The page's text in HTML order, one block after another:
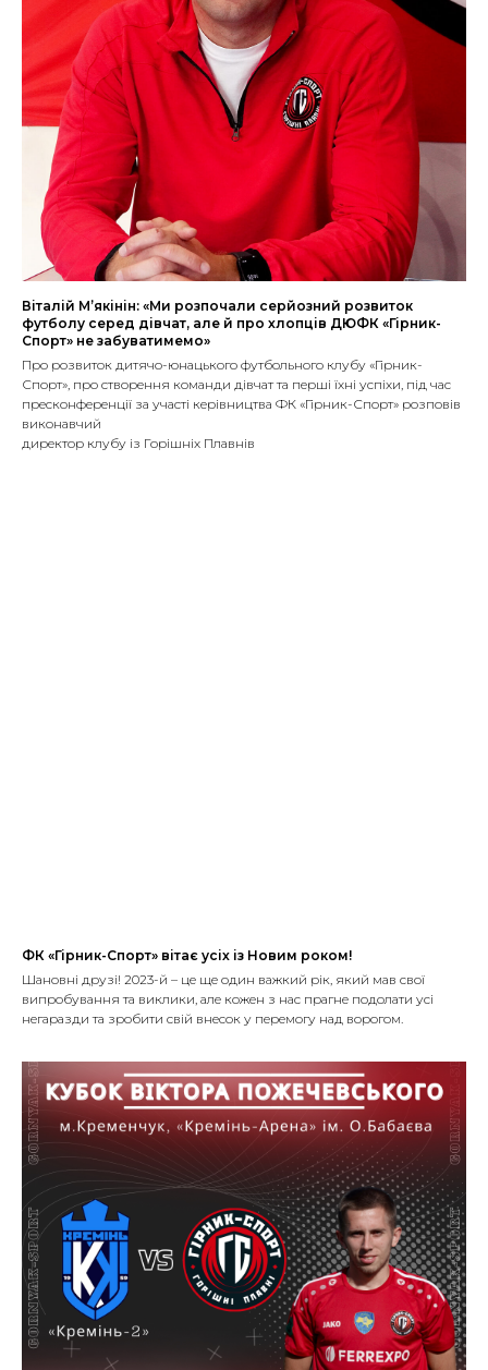
Віталій М’якінін: «Ми розпочали серйозний розвиток
футболу серед дівчат, але й про хлопців ДЮФК «Гірник-
Спорт» не забуватимемо»
Про розвиток дитячо-юнацького футбольного клубу «Гірник-
Спорт», про створення команди дівчат та перші їхні успіхи, під час
пресконференції за участі керівництва ФК «Гірник-Спорт» розповів
виконавчий
директор клубу із Горішніх Плавнів
ФК «Гірник-Спорт» вітає усіх із Новим роком!
Шановні друзі! 2023-й – це ще один важкий рік, який мав свої
випробування та виклики, але кожен з нас прагне подолати усі
негаразди та зробити свій внесок у перемогу над ворогом.